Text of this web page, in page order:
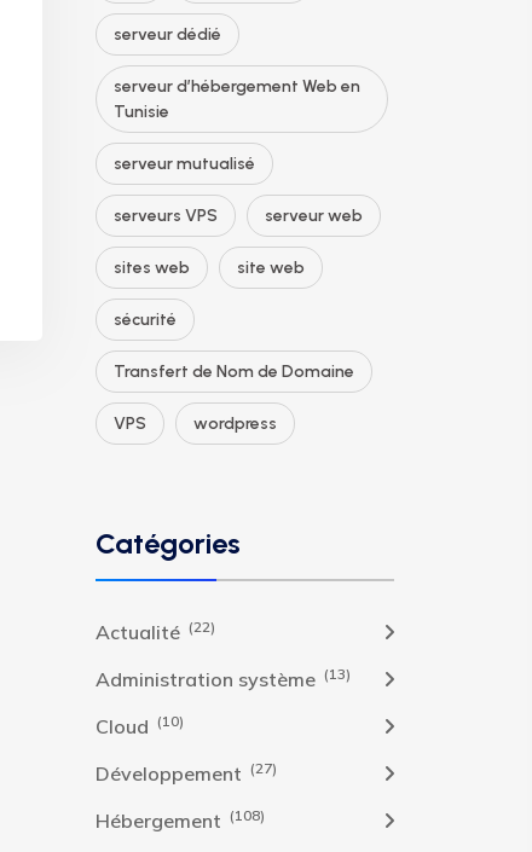
serveur dédié
serveur d’hébergement Web en
Tunisie
serveur mutualisé
serveurs VPS serveur web
sites web site web
sécurité
Transfert de Nom de Domaine
VPS wordpress
Catégories
Actualité (22)
Administration système (13)
Cloud (10)
Développement (27)
Hébergement (108)